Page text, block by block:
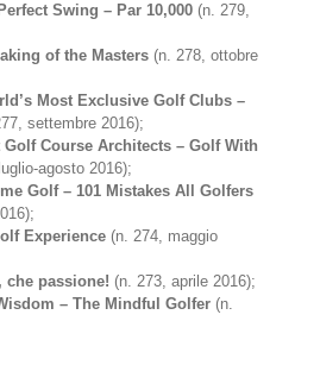
Swing – Par 10,000 (n. 279,
of the Masters (n. 278, ottobre
Most Exclusive Golf Clubs –
settembre 2016);
Golf Course Architects – Golf With
agosto 2016);
Golf – 101 Mistakes All Golfers
Experience (n. 274, maggio
che passione! (n. 273, aprile 2016);
– The Mindful Golfer (n.